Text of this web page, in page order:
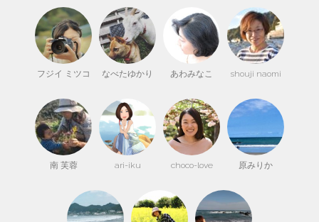
フジイ ミツコ なべたゆかり あわみなこ shouji naomi
南 芙蓉 ari-iku choco-love 原みりか